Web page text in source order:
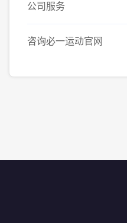
公司服务
咨询必一运动官网